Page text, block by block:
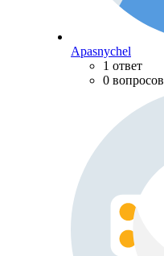
Apasnychel
1 ответ
0 вопросов